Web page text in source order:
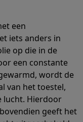
een
iets anders in
op die in de
een constante
wordt de
van het toestel,
lucht. Hierdoor
geeft het